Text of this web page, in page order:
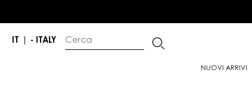
IT - ITALY
NUOVI ARRIVI